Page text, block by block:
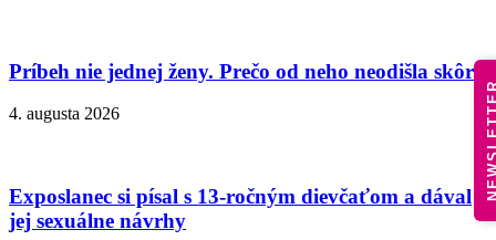
Príbeh nie jednej ženy. Prečo od neho neodišla skôr?
4. augusta 2026
Exposlanec si písal s 13-ročným dievčaťom a dával
jej sexuálne návrhy